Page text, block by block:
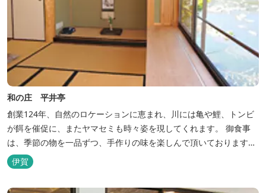
和の庄 平井亭
創業124年、自然のロケーションに恵まれ、川には亀や鯉、トンビ
が餌を催促に、またヤマセミも時々姿を現してくれます。 御食事
は、季節の物を一品ずつ、手作りの味を楽しんで頂いております。
（宿泊一日一組）
伊賀